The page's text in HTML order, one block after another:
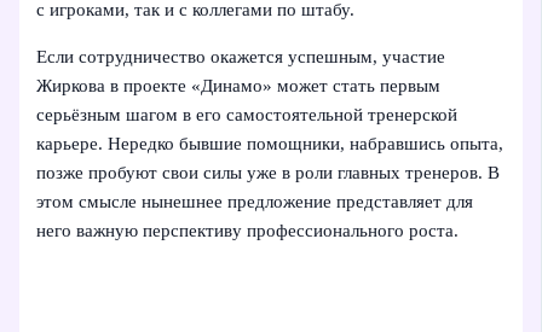
с игроками, так и с коллегами по штабу.
Если сотрудничество окажется успешным, участие
Жиркова в проекте «Динамо» может стать первым
серьёзным шагом в его самостоятельной тренерской
карьере. Нередко бывшие помощники, набравшись опыта,
позже пробуют свои силы уже в роли главных тренеров. В
этом смысле нынешнее предложение представляет для
него важную перспективу профессионального роста.